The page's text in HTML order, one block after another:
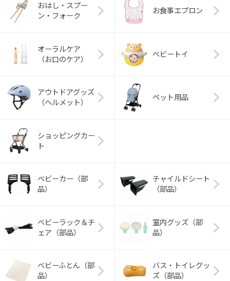
おはし・スプー
ン・フォーク
お食事エプロン
オーラルケア
（お口のケア）
ベビートイ
アウトドアグッズ
（ヘルメット）
ペット用品
ショッピングカー
ト
ベビーカー（部
品）
チャイルドシート
（部品）
ベビーラック＆チ
ェア（部品）
室内グッズ（部
品）
ベビーふとん（部
品）
バス・トイレグッ
ズ（部品）